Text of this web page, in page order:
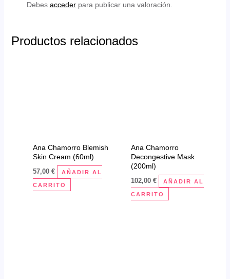
Debes accederpara publicar una valoración.
Productos relacionados
Ana Chamorro Blemish
Skin Cream (60ml)
57,00 € AÑADIR AL
CARRITO
Ana Chamorro
Decongestive Mask
(200ml)
102,00 € AÑADIR AL
CARRITO